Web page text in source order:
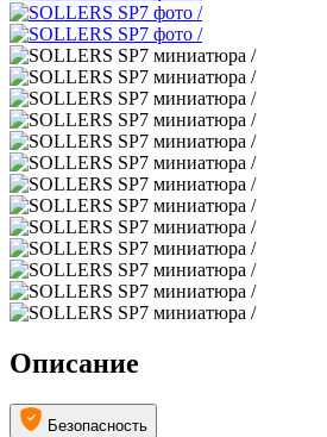
Описание
Безопасность